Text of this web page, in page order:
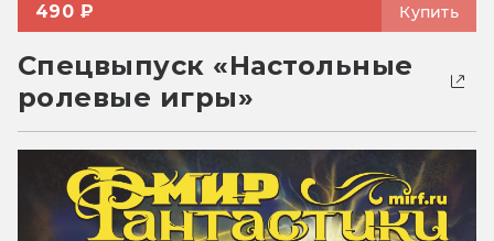
490 ₽ Купить
Спецвыпуск «Настольные
ролевые игры»